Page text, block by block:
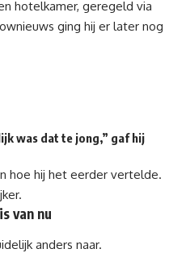
hotelkamer, geregeld via
ging hij er later nog
was dat te jong,” gaf hij
hoe hij het eerder vertelde.
van nu
anders naar.